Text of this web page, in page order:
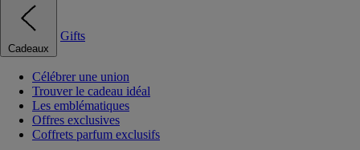
Cadeaux
Gifts
Célébrer une union
Trouver le cadeau idéal
Les emblématiques
Offres exclusives
Coffrets parfum exclusifs